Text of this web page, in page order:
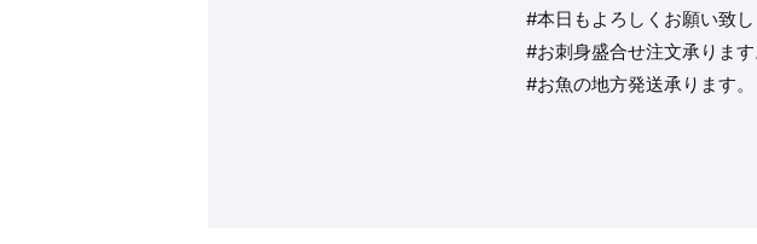
#本日もよろしくお願い致
#お刺身盛合せ注文承ります
#お魚の地方発送承ります。